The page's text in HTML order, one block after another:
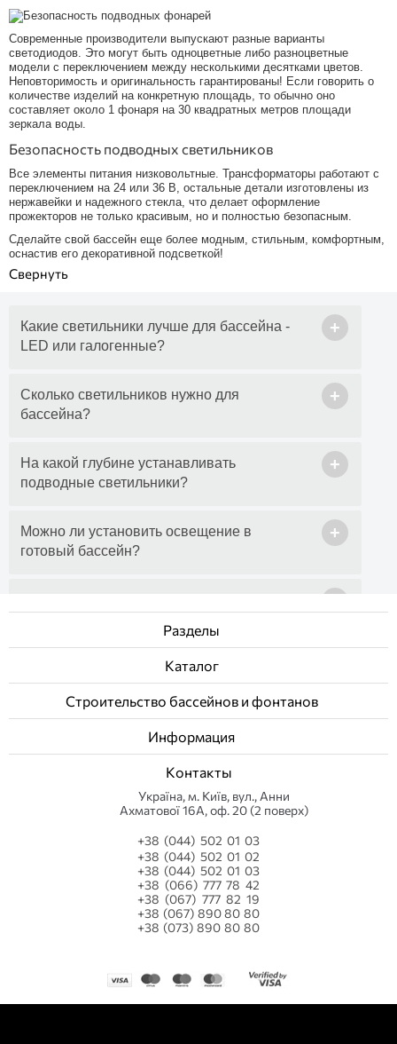
Современные производители выпускают разные варианты
светодиодов. Это могут быть одноцветные либо разноцветные
модели с переключением между несколькими десятками цветов.
Неповторимость и оригинальность гарантированы! Если говорить о
количестве изделий на конкретную площадь, то обычно оно
составляет около 1 фонаря на 30 квадратных метров площади
зеркала воды.
Безопасность подводных светильников
Все элементы питания низковольтные. Трансформаторы работают с
переключением на 24 или 36 В, остальные детали изготовлены из
нержавейки и надежного стекла, что делает оформление
прожекторов не только красивым, но и полностью безопасным.
Сделайте свой бассейн еще более модным, стильным, комфортным,
оснастив его декоративной подсветкой!
+
Какие светильники лучше для бассейна -
LED или галогенные?
+
Сколько светильников нужно для
бассейна?
+
На какой глубине устанавливать
подводные светильники?
+
Можно ли установить освещение в
готовый бассейн?
Сколько стоит подводное освещение для
бассейна?
Как часто нужно менять лампы в
подводных светильниках?
Разделы
Каталог
Строительство бассейнов и фонтанов
Информация
Контакты
Українa, м. Київ, вул., Анни
Ахматової 16А, оф. 20 (2 поверх)
+38 (044) 502 01 03
+38 (044) 502 01 02
+38 (044) 502 01 03
+38 (066) 777 78 42
+38 (067) 777 82 19
+38 (067) 890 80 80
+38 (073) 890 80 80